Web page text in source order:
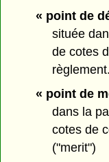
« point de
située
de cotes
« point de
dans la
cotes de
("merit")